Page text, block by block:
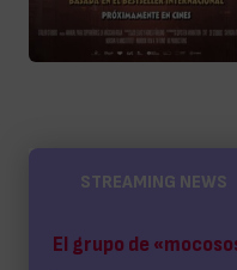
STREAMING NEWS
El grupo de